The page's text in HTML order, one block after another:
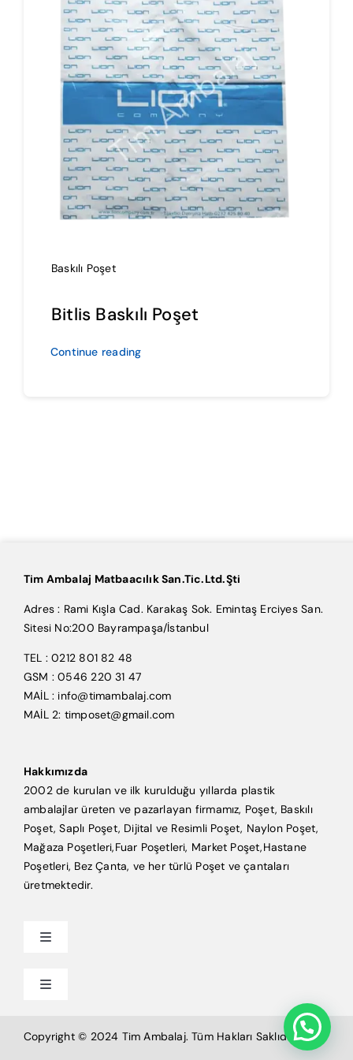
İletişim
Baskılı Poşet
Bitlis Baskılı Poşet
Continue reading
Tim Ambalaj Matbaacılık San.Tic.Ltd.Şti
Adres : Rami Kışla Cad. Karakaş Sok. Emintaş Erciyes San.
Sitesi No:200 Bayrampaşa/İstanbul
TEL : 0212 801 82 48
GSM : 0546 220 31 47
MAİL : info@timambalaj.com
MAİL 2: timposet@gmail.com
Hakkımızda
2002 de kurulan ve ilk kurulduğu yıllarda plastik
ambalajlar üreten ve pazarlayan firmamız, Poşet, Baskılı
Poşet, Saplı Poşet, Dijital ve Resimli Poşet, Naylon Poşet,
Mağaza Poşetleri,Fuar Poşetleri, Market Poşet,Hastane
Poşetleri, Bez Çanta, ve her türlü Poşet ve çantaları
üretmektedir.
Toggle
Anasayfa
Tim Ambalaj
Toggle
Copyright © 2024 Tim Ambalaj. Tüm Hakları Saklıdır.